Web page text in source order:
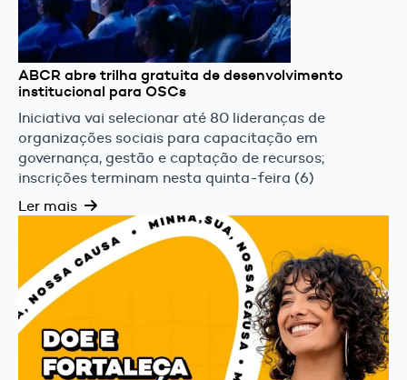
ABCR abre trilha gratuita de desenvolvimento
institucional para OSCs
Iniciativa vai selecionar até 80 lideranças de
organizações sociais para capacitação em
governança, gestão e captação de recursos;
inscrições terminam nesta quinta-feira (6)
Ler mais